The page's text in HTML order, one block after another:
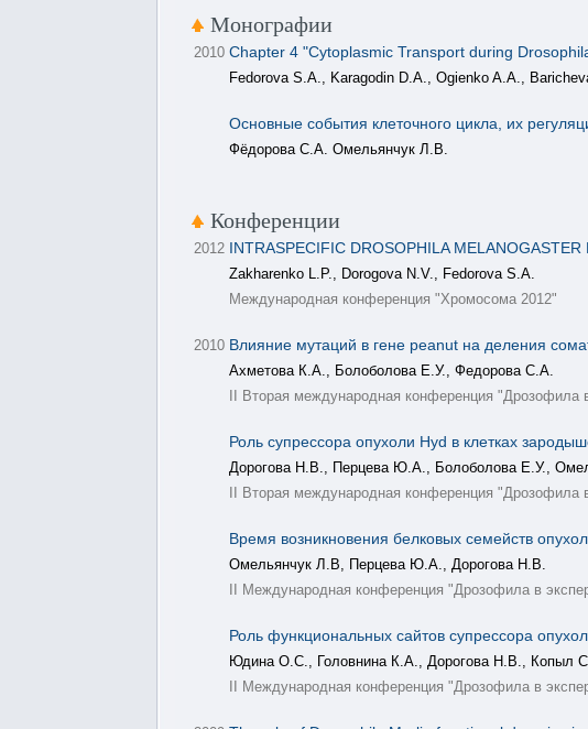
Монографии
2010 Chapter 4 "Cytoplasmic Transport during
Fedorova S.A., Karagodin D.A., Ogienko A.A.,
Основные события клеточного цикла, их
Фёдорова С.А. Омельянчук Л.В.
Конференции
2012 INTRASPECIFIC DROSOPHILA
Zakharenko L.P., Dorogova N.V., Fedorova S.A.
Международная конференция "Хромосома 2012"
2010 Влияние мутаций в гене peanut на деления
Ахметова К.А., Болоболова Е.У., Федорова С.А.
II Вторая международная конференция "Дрозофила
Роль супрессора опухоли Hyd в клетках
Дорогова Н.В., Перцева Ю.А., Болоболова Е.У.,
II Вторая международная конференция "Дрозофила
Время возникновения белковых семейств
Омельянчук Л.В, Перцева Ю.А., Дорогова Н.В.
II Международная конференция "Дрозофила в
Роль функциональных сайтов супрессора
Юдина О.С., Головнина К.А., Дорогова Н.В., Копыл
II Международная конференция "Дрозофила в